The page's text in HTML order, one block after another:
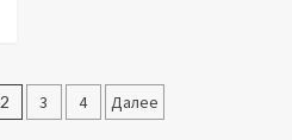
2 3 4 Далее